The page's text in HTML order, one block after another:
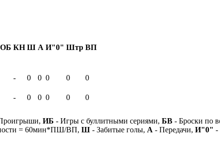
КН Ш А И"0" Штр ВП
- 0 0 0 0
0
- 0 0 0 0
0
ИБ - Игры с буллитными сериями, БВ - Броски по
= 60мин*ПШ/ВП, Ш - Забитые голы, А - Передачи, И"0" -